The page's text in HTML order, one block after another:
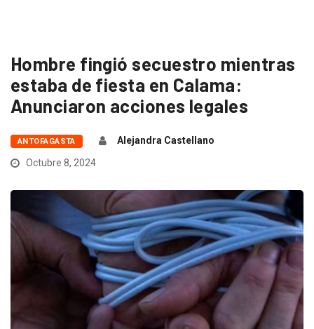
Hombre fingió secuestro mientras
estaba de fiesta en Calama:
Anunciaron acciones legales
ANTOFAGASTA
Alejandra Castellano
Octubre 8, 2024